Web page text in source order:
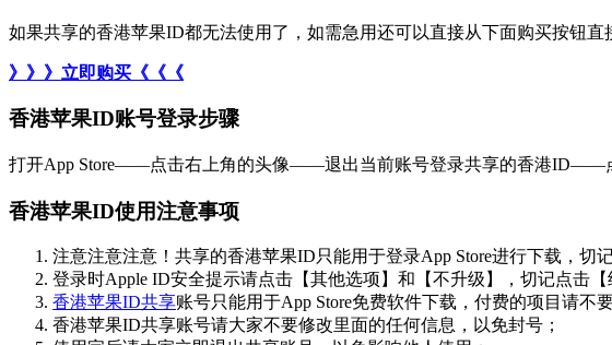
如果共享的香港苹果ID都无法使用了，如需急用还可以直接从下面购买按钮直
》》》立即购买《《《
香港苹果ID账号登录步骤
打开App Store——点击右上角的头像——退出当前账号登录共享的香港ID——
香港苹果ID使用注意事项
注意注意注意！共享的香港苹果ID只能用于登录App Store进行下载，切
登录时Apple ID安全提示请点击【其他选项】和【不升级】，切记点击【
香港苹果ID共享账号只能用于App Store免费软件下载，付费的项目请不
香港苹果ID共享账号请大家不要修改里面的任何信息，以免封号；